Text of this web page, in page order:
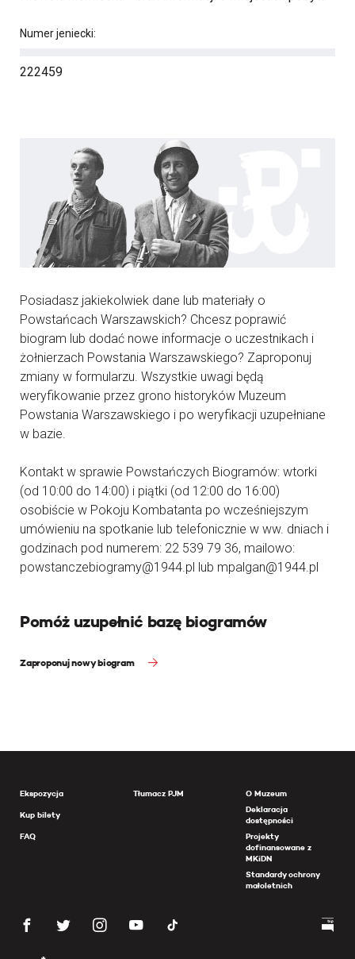
Numer jeniecki:
222459
Posiadasz jakiekolwiek dane lub materiały o
Powstańcach Warszawskich? Chcesz poprawić
biogram lub dodać nowe informacje o uczestnikach i
żołnierzach Powstania Warszawskiego? Zaproponuj
zmiany w formularzu. Wszystkie uwagi będą
weryfikowanie przez grono historyków Muzeum
Powstania Warszawskiego i po weryfikacji uzupełniane
w bazie.
Kontakt w sprawie Powstańczych Biogramów: wtorki
(od 10:00 do 14:00) i piątki (od 12:00 do 16:00)
osobiście w Pokoju Kombatanta po wcześniejszym
umówieniu na spotkanie lub telefonicznie w ww. dniach i
godzinach pod numerem: 22 539 79 36, mailowo:
powstanczebiogramy@1944.pl lub mpalgan@1944.pl
Pomóż uzupełnić bazę biogramów
Zaproponuj nowy biogram
Ekspozycja
Kup bilety
FAQ
Tłumacz PJM
O Muzeum
Deklaracja
dostępności
Projekty
dofinansowane z
MKiDN
Standardy ochrony
małoletnich